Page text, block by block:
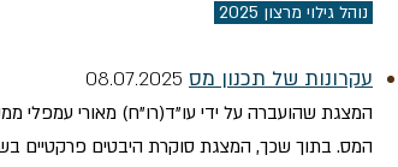
נוהל גילוי מרצון 2025
עקרונות של תכנון מס 07.2025
המצגת שהועברה על ידי עו"ד(רו"ח) מאורי עמפלי